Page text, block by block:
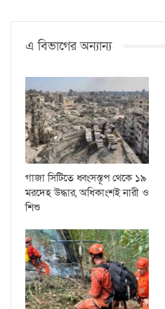
এ বিভাগের অন্যান্য
গাজা সিটিতে ধ্বংসস্তূপ থেকে ১৯
মরদেহ উদ্ধার, অধিকাংশই নারী ও
শিশু